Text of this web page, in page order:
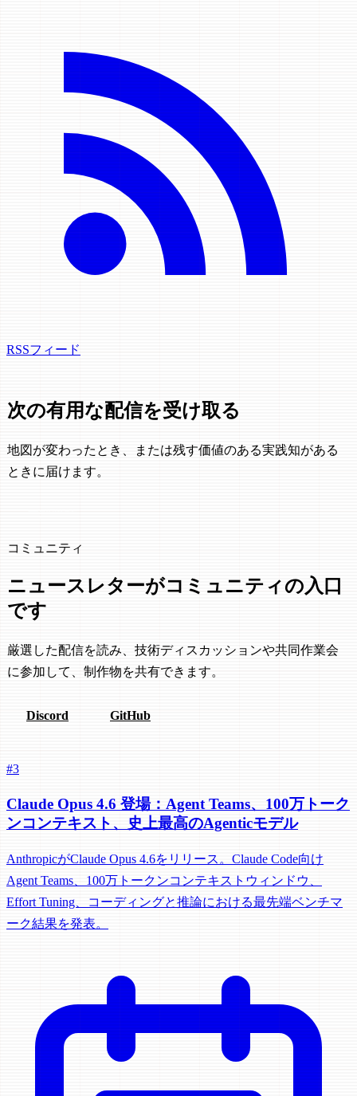
RSSフィード
次の有用な配信を受け取る
地図が変わったとき、または残す価値のある実践知がある
ときに届けます。
コミュニティ
ニュースレターがコミュニティの入口
です
厳選した配信を読み、技術ディスカッションや共同作業会
に参加して、制作物を共有できます。
Discord GitHub
#3
Claude Opus 4.6 登場：Agent Teams、100万トーク
ンコンテキスト、史上最高のAgenticモデル
AnthropicがClaude Opus 4.6をリリース。Claude Code向け
Agent Teams、100万トークンコンテキストウィンドウ、
Effort Tuning、コーディングと推論における最先端ベンチマ
ーク結果を発表。